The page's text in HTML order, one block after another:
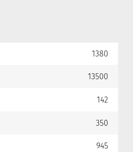
1380
13500
142
350
945